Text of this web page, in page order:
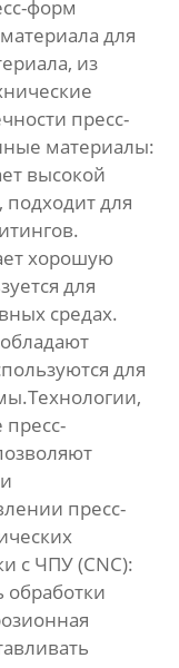
форм
для
из
пресс-
материалы:
высокой
подходит для
хорошую
для
средах.
для
пресс-
с ЧПУ (CNC):